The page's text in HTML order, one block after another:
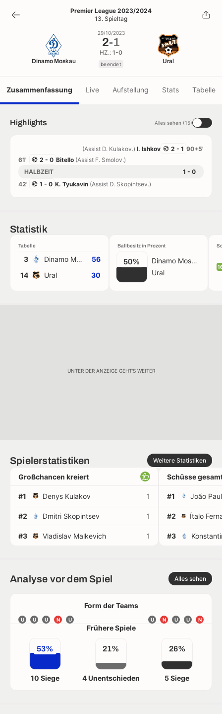
2-1
beendet
Premier League 2023/2024
13. Spieltag
Dinamo Moskau
29/10/2023
2-1
HZ.: 1-0
beendet Ural
Zusammenfassung Live Aufstellung Stats Tabelle
Highlights Alles sehen (15)
90+5'
2 - 1
(Assist D. Kulakov.) I. Ishkov
61'
2 - 0 Bitello (Assist F. Smolov.)
HALBZEIT
1 - 0
42'
1 - 0 K. Tyukavin (Assist D. Skopintsev.)
Statistik
Tabelle
3 Dinamo Moskau
56
14
Ural 30
Ballbesitz in Prozent
50%
Dinamo Moskau
Ural
UNTER DER ANZEIGE GEHT'S WEITER
Spielerstatistiken Weitere Statistiken
Großchancen kreiert
#1 Denys Kulakov 1
#2 Dmitri Skopintsev 1
#3 Vladislav Malkevich 1
Schüsse
#1
#2
#3
Analyse vor dem Spiel Alles sehen
Form der Teams
U U U N U N
U
U
N
U
Frühere Spiele
53%
10 Siege
21%
4 Unentschieden
26%
5 Siege